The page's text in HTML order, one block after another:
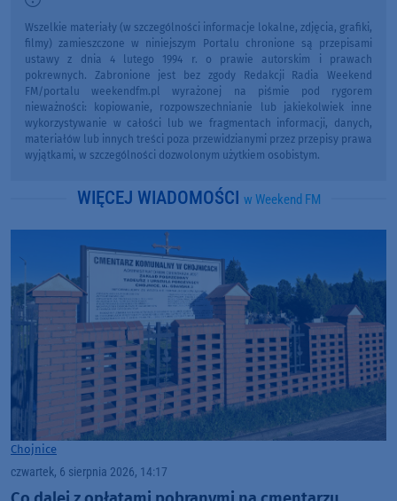
Wszelkie materiały (w szczególności informacje lokalne, zdjęcia, grafiki,
filmy) zamieszczone w niniejszym Portalu chronione są przepisami
ustawy z dnia 4 lutego 1994 r. o prawie autorskim i prawach
pokrewnych. Zabronione jest bez zgody Redakcji Radia Weekend
FM/portalu weekendfm.pl wyrażonej na piśmie pod rygorem
nieważności: kopiowanie, rozpowszechnianie lub jakiekolwiek inne
wykorzystywanie w całości lub we fragmentach informacji, danych,
materiałów lub innych treści poza przewidzianymi przez przepisy prawa
wyjątkami, w szczególności dozwolonym użytkiem osobistym.
WIĘCEJ WIADOMOŚCI w Weekend FM
Chojnice
czwartek, 6 sierpnia 2026, 14:17